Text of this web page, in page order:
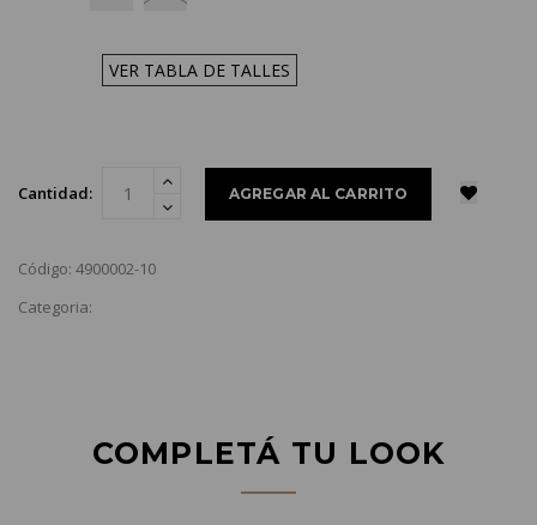
VER TABLA DE TALLES
Cantidad:
Código: 4900002-10
Categoria:
COMPLETÁ TU LOOK